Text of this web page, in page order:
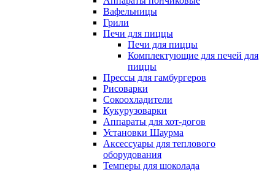
Вафельницы
Грили
Печи для пиццы
Печи для пиццы
Комплектующие для печей для
пиццы
Прессы для гамбургеров
Рисоварки
Сокоохладители
Кукурузоварки
Аппараты для хот-догов
Установки Шаурма
Аксессуары для теплового
оборудования
Темперы для шоколада